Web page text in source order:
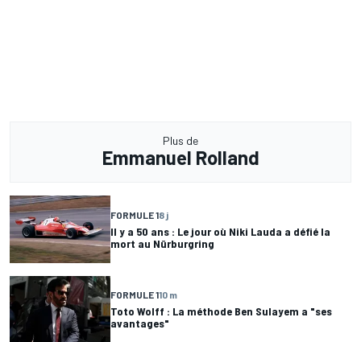
Plus de
Emmanuel Rolland
FORMULE 18 j
Il y a 50 ans : Le jour où Niki Lauda a défié la
mort au Nürburgring
FORMULE 110 m
Toto Wolff : La méthode Ben Sulayem a "ses
avantages"